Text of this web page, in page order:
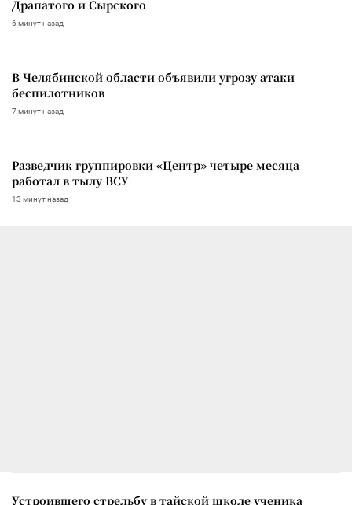
Драпатого и Сырского
6 минут назад
В Челябинской области объявили угрозу атаки
беспилотников
7 минут назад
Разведчик группировки «Центр» четыре месяца
работал в тылу ВСУ
13 минут назад
Устроившего стрельбу в тайской школе ученика